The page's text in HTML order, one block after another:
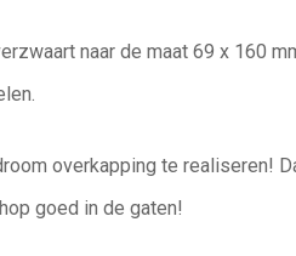
naar de maat 69 x 160
overkapping te realiseren!
goed in de gaten!